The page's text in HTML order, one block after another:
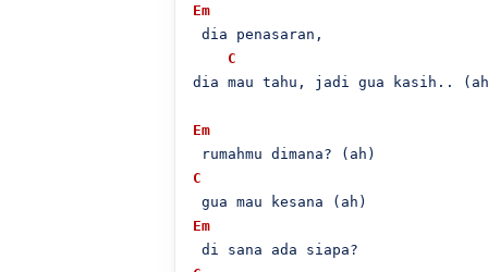
Em
dia penasaran,
C
dia mau tahu, jadi gua kasih..
Em
C
Em